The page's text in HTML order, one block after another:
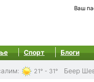
Ваш
Спорт Блоги
: 21° - 31° Беер